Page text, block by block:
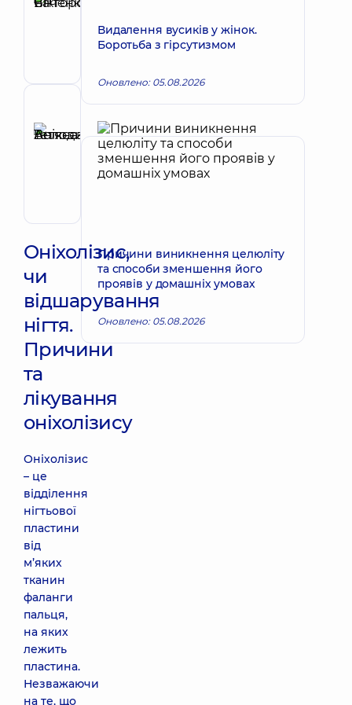
Вікторович
Запис до лікаря
Рецензент
Анікєєва
Тетяна
Володимирівна
Запис до лікаря
Оніхолізис,
чи
відшарування
нігтя.
Причини
та
лікування
оніхолізису
Оніхолізис
– це
відділення
нігтьової
пластини
від
м’яких
тканин
фаланги
пальця,
на яких
лежить
пластина.
Незважаючи
на те, що
Видалення вусиків у жінок.
Боротьба з гірсутизмом
Оновлено: 05.08.2026
Причини виникнення целюліту
та способи зменшення його
проявів у домашніх умовах
Оновлено: 05.08.2026